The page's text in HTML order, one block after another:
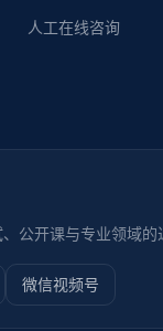
人工在线咨询
公开课与专业领域的
微信视频号